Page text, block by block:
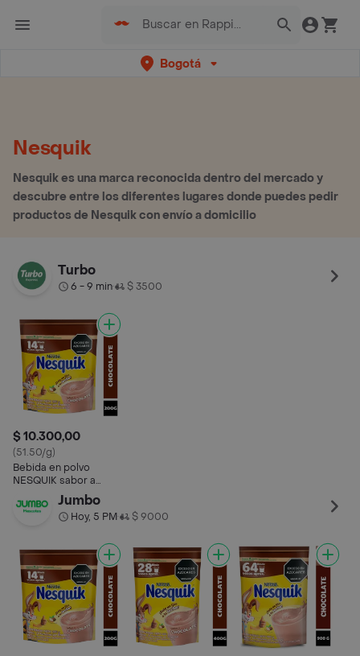
Bogotá
Nesquik
Nesquik es una marca reconocida dentro del mercado y
descubre entre los diferentes lugares donde puedes pedir
productos de Nesquik con envío a domicilio
Turbo
6 - 9 min• $ 3500
$ 10.300,00
(51.50/g)
Bebida en polvo
NESQUIK sabor a
chocolate x 200g
Jumbo
Hoy, 5 PM• $ 9000